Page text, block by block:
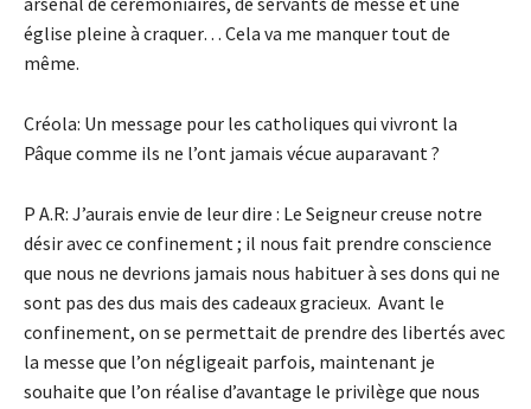
église pleine à craquer… Cela va me manquer tout de
même.
Créola: Un message pour les catholiques qui vivront la
Pâque comme ils ne l’ont jamais vécue auparavant ?
P A.R: J’aurais envie de leur dire : Le Seigneur creuse notre
désir avec ce confinement ; il nous fait prendre conscience
que nous ne devrions jamais nous habituer à ses dons qui ne
sont pas des dus mais des cadeaux gracieux. Avant le
confinement, on se permettait de prendre des libertés avec
la messe que l’on négligeait parfois, maintenant je
souhaite que l’on réalise d’avantage le privilège que nous